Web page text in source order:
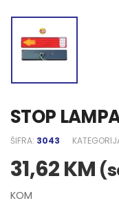
STOP
ŠIFRA: 3043
31,62KM
KOM